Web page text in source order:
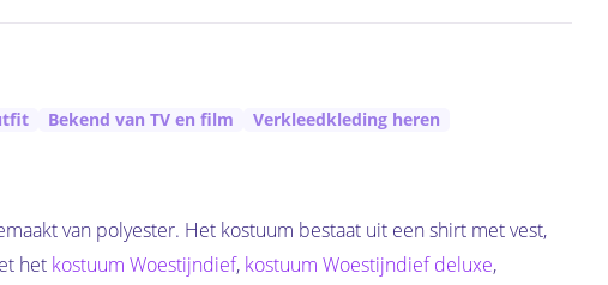
Bekend van TV en film Verkleedkleding heren
van polyester. Het kostuum bestaat uit een shirt met vest,
het kostuum Woestijndief, kostuum Woestijndief deluxe,